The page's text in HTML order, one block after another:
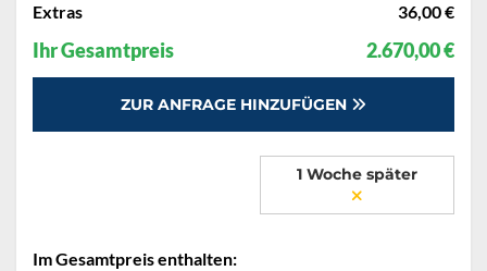
Extras
36,00 €
Ihr Gesamtpreis 2.670,00 €
ZUR ANFRAGE HINZUFÜGEN
1 Woche später
Im Gesamtpreis enthalten: